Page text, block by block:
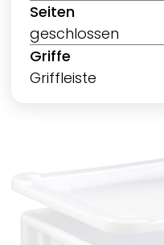
Seiten
geschlossen
Griffe
Griffleiste